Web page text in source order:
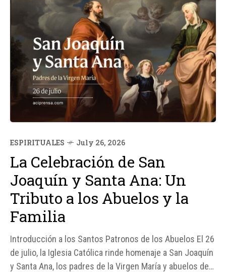
ESPIRITUALES July 26, 2026
La Celebración de San
Joaquín y Santa Ana: Un
Tributo a los Abuelos y la
Familia
Introducción a los Santos Patronos de los Abuelos El 26
de julio, la Iglesia Católica rinde homenaje a San Joaquín
y Santa Ana, los padres de la Virgen María y abuelos de